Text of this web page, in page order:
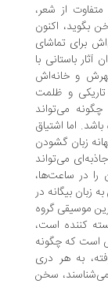
از شعر،
اکنون
تماشای
با
خانه‌اش
و ظلمت
می‌تواند
اشتياق
گشودن
می‌تواند
ساعت‌ها،
در
گروه
است،
که چگونه
هر دری
سخن